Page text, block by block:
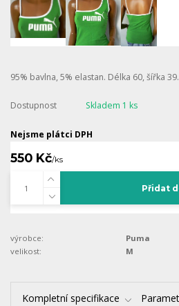
95% bavlna, 5% elastan. Délka 60, šířka 39.
Dostupnost Skladem 1 ks
Nejsme plátci DPH
550 Kč/ks
Přidat
výrobce:
Puma
velikost:
M
Kompletní specifikace